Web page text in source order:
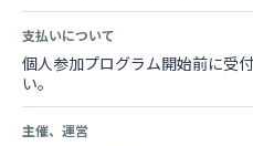
支払いについて
個人参加プログラム開始前に受
い。
主催、運営